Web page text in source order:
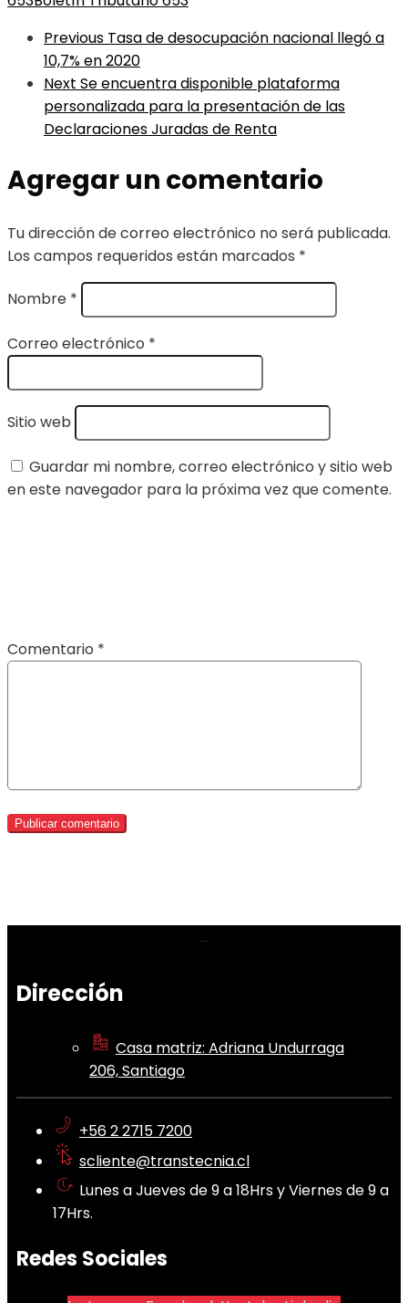
Previous Tasa de desocupación nacional llegó a
10,7% en 2020
Next Se encuentra disponible plataforma
personalizada para la presentación de las
Declaraciones Juradas de Renta
Agregar un comentario
Tu dirección de correo electrónico no será publicada.
Los campos requeridos están marcados *
Nombre *
Correo electrónico *
Sitio web
Guardar mi nombre, correo electrónico y sitio web
en este navegador para la próxima vez que comente.
Comentario *
Dirección
Casa matriz: Adriana Undurraga
206, Santiago
+56 2 2715 7200
scliente@transtecnia.cl
Lunes a Jueves de 9 a 18Hrs y Viernes de 9 a
17Hrs.
Redes Sociales